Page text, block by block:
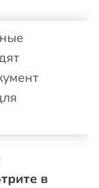
в